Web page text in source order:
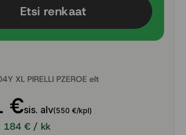
Etsi renkaat
XL PIRELLI PZEROE elt
€sis. alv(550 €/kpl)
184 € / kk